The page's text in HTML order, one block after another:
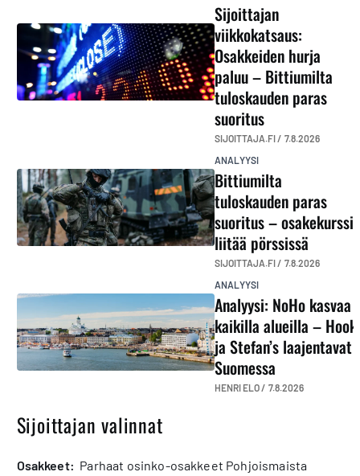
Sijoittajan
viikkokatsaus:
Osakkeiden hurja
paluu – Bittiumilta
tuloskauden paras
suoritus
SIJOITTAJA.FI / 7.8.2026
ANALYYSI
Bittiumilta
tuloskauden paras
suoritus – osakekurssi
liitää pörssissä
SIJOITTAJA.FI / 7.8.2026
ANALYYSI
Analyysi: NoHo kasvaa
kaikilla alueilla – Hook
ja Stefan’s laajentavat
Suomessa
HENRI ELO / 7.8.2026
Sijoittajan valinnat
osakkeet: Parhaat osinko-osakkeet Pohjoismaista